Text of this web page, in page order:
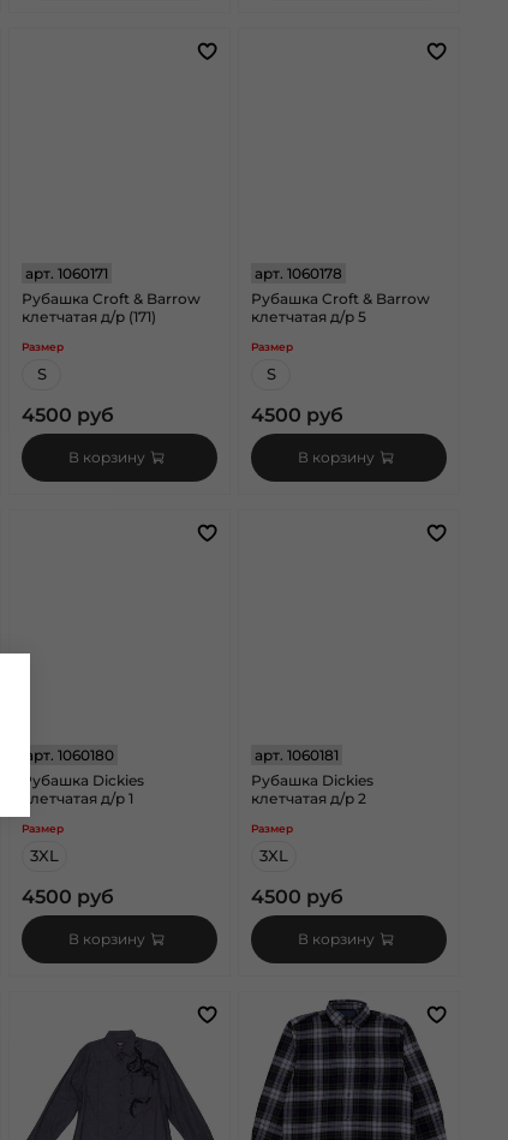
арт.1060171
Рубашка Croft & Barrow
клетчатая д/р (171)
Размер
S
4500 руб
В корзину
арт.1060178
Рубашка Croft & Barrow
клетчатая д/р 5
Размер
S
4500 руб
В корзину
арт.1060180
Рубашка Dickies
клетчатая д/р 1
Размер
3XL
4500 руб
В корзину
арт.1060181
Рубашка Dickies
клетчатая д/р 2
Размер
3XL
4500 руб
В корзину